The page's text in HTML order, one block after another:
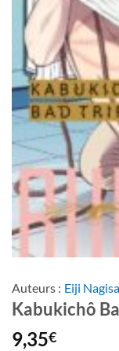
Auteurs : Eiji Nagisa
Kabukichô
9,35€